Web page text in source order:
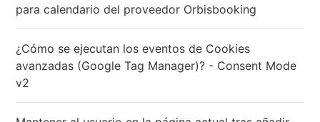
para calendario del proveedor Orbisbooking
¿Cómo se ejecutan los eventos de Cookies
avanzadas (Google Tag Manager)? - Consent Mode
v2